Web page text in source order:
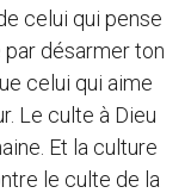
celui qui pense
désarmer ton
celui qui aime
Le culte à Dieu
Et la culture
le culte de la